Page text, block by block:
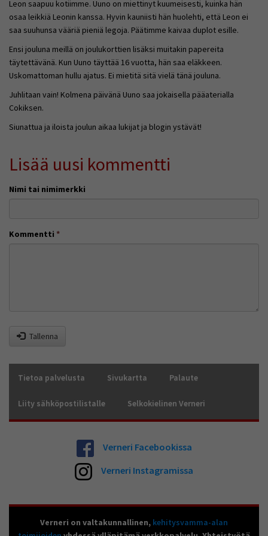
Leon saapuu kotiimme. Uuno on miettinyt kuumeisesti, kuinka hän
osaa leikkiä Leonin kanssa. Hyvin kauniisti hän huolehti, että Leon ei
saa suuhunsa vääriä pieniä legoja. Päätimme kaivaa duplot esille.
Ensi jouluna meillä on joulukorttien lisäksi muitakin papereita
täytettävänä. Kun Uuno täyttää 16 vuotta, hän saa eläkkeen.
Uskomattoman hullu ajatus. Ei mietitä sitä vielä tänä jouluna.
Juhlitaan vain! Kolmena päivänä Uuno saa jokaisella pääaterialla
Cokiksen.
Siunattua ja iloista joulun aikaa lukijat ja blogin ystävät!
Lisää uusi kommentti
Nimi tai nimimerkki
Kommentti *
Tallenna
Tietoa palvelusta Sivukartta Palaute
Liity sähköpostilistalle Selkokielinen Verneri
Verneri Facebookissa
Verneri Instagramissa
Verneri on valtakunnallinen, kehitysvamma-alan